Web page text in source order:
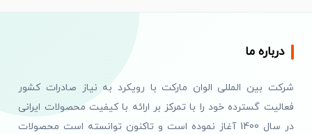
درباره ما
شرکت بین المللی الوان مارکت با رویکرد به نیاز صادرات کشور
فعالیت گسترده خود را با تمرکز بر ارائه با کیفیت محصولات ایرانی
در سال 1400 آغاز نموده است و تاکنون توانسته است محصولات